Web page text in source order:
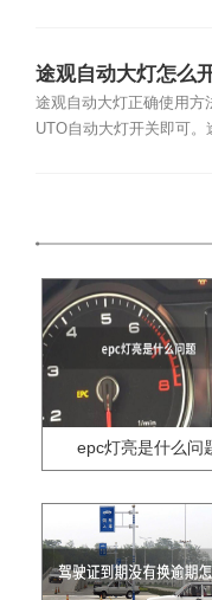
途观自动大灯怎么
途观自动大灯正确使用方
UTO自动大灯开关即可。
epc灯亮是什么问